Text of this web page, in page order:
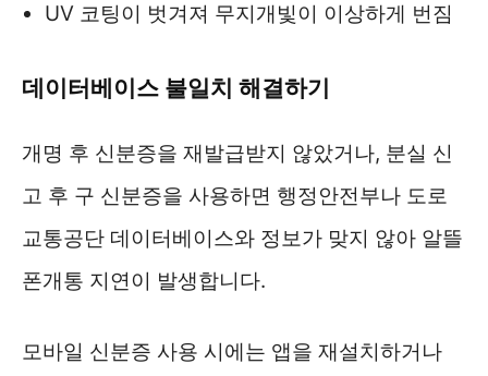
UV 코팅이 벗겨져 무지개빛이 이상하게 번짐
데이터베이스 불일치 해결하기
개명 후 신분증을 재발급받지 않았거나, 분실 신
고 후 구 신분증을 사용하면 행정안전부나 도로
교통공단 데이터베이스와 정보가 맞지 않아 알뜰
폰개통 지연이 발생합니다.
모바일 신분증 사용 시에는 앱을 재설치하거나